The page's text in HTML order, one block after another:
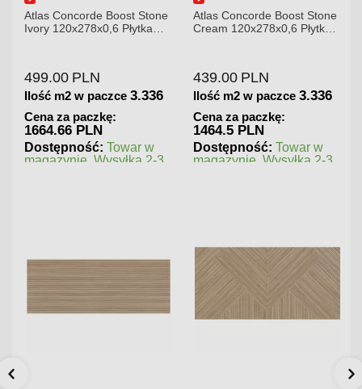
Boost Stone
Płytka
paczce 3.336
Towar w
Wysyłka 2-3
Atlas Concorde Boost Stone
Cream 120x278x0,6 Płytka
Ilość m2 w paczce 3.336
Cena za paczkę:
Dostępność: Towar w
magazynie. Wysyłka 2-3
Atlas
Gypsum
Ilość m2 w
magazynie.